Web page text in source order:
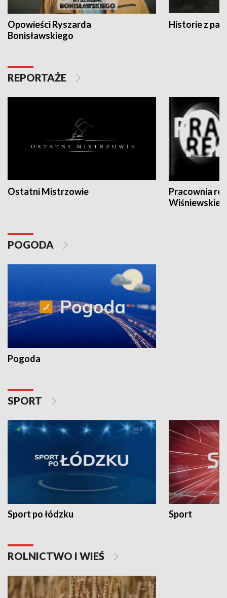
Opowieści Ryszarda
Bonisławskiego
Historie z
REPORTAŻE
Ostatni Mistrzowie
Pracownia
POGODA
Pogoda
SPORT
Sport po łódzku Sport
ROLNICTWO I WIEŚ